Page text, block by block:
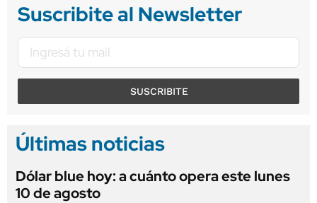
Suscribite al Newsletter
SUSCRIBITE
Últimas noticias
Dólar blue hoy: a cuánto opera este lunes
10 de agosto